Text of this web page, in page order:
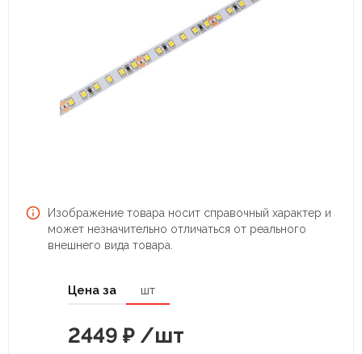
Изображение товара носит справочный характер и
может незначительно отличаться от реального
внешнего вида товара.
Цена за шт
2449 ₽ /шт